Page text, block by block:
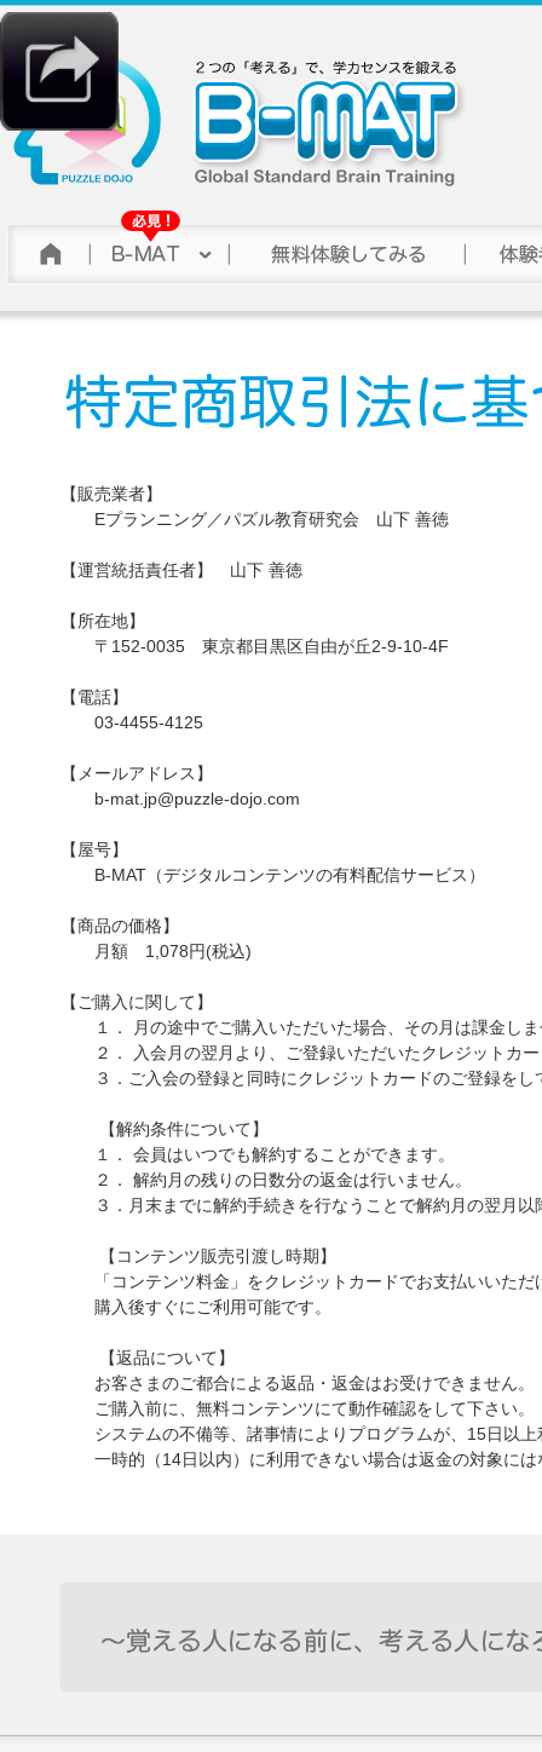
【販売業者】
Eプランニング／パズル教育研究会 山下 善徳
【運営統括責任者】 山下 善徳
【所在地】
〒152-0035 東京都目黒区自由が丘2-9-10-4F
【電話】
03-4455-4125
【メールアドレス】
b-mat.jp@puzzle-dojo.com
【屋号】
B-MAT（デジタルコンテンツの有料配信サービス）
【商品の価格】
月額 1,078円(税込)
【ご購入に関して】
１． 月の途中でご購入いただいた場合、その月は課金しま
２． 入会月の翌月より、ご登録いただいたクレジットカー
３．ご入会の登録と同時にクレジットカードのご登録をし
【解約条件について】
１． 会員はいつでも解約することができます。
２． 解約月の残りの日数分の返金は行いません。
３．月末までに解約手続きを行なうことで解約月の翌月以
【コンテンツ販売引渡し時期】
「コンテンツ料金」をクレジットカードでお支払いいただ
購入後すぐにご利用可能です。
【返品について】
お客さまのご都合による返品・返金はお受けできません。
ご購入前に、無料コンテンツにて動作確認をして下さい。
システムの不備等、諸事情によりプログラムが、15日以上
一時的（14日以内）に利用できない場合は返金の対象には